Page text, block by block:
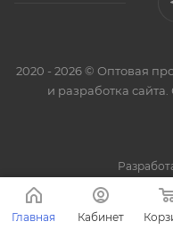
2020 - 2026 © Оптовая
и разработка
Главная Кабинет